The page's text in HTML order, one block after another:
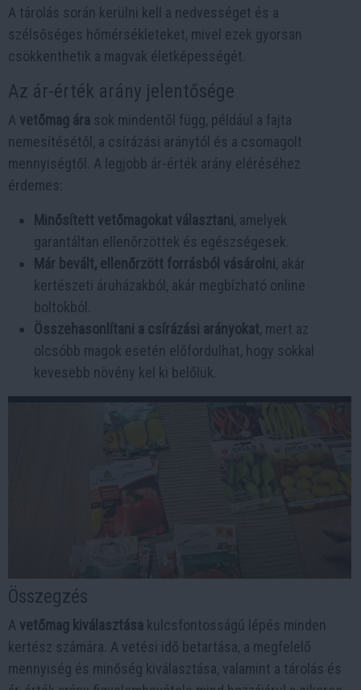
A tárolás során kerülni kell a nedvességet és a
szélsőséges hőmérsékleteket, mivel ezek gyorsan
csökkenthetik a magvak életképességét.
Az ár-érték arány jelentősége
A vetőmag ára sok mindentől függ, például a fajta
nemesítésétől, a csírázási aránytól és a csomagolt
mennyiségtől. A legjobb ár-érték arány eléréséhez
érdemes:
Minősített vetőmagokat választani , amelyek
garantáltan ellenőrzöttek és egészségesek.
Már bevált, ellenőrzött forrásból vásárolni , akár
kertészeti áruházakból, akár megbízható online
boltokból.
Összehasonlítani a csírázási arányokat, mert az
olcsóbb magok esetén előfordulhat, hogy sokkal
kevesebb növény kel ki belőlük.
Összegzés
A vetőmag kiválasztása kulcsfontosságú lépés minden
kertész számára. A vetési idő betartása, a megfelelő
mennyiség és minőség kiválasztása, valamint a tárolás és